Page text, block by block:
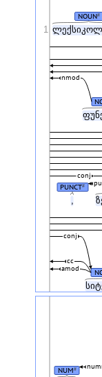
,
NOUN#
nmod
PUNCT#
conj
amod
cc
conj
1
NUM#